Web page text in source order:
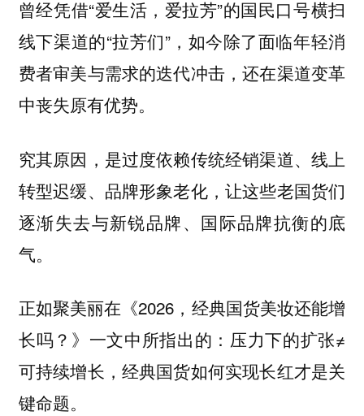
曾经凭借“爱生活，爱拉芳”的国民口号横扫
线下渠道的“拉芳们”，如今除了面临年轻消
费者审美与需求的迭代冲击，还在渠道变革
中丧失原有优势。
究其原因，是过度依赖传统经销渠道、线上
转型迟缓、品牌形象老化，让这些老国货们
逐渐失去与新锐品牌、国际品牌抗衡的底
气。
正如聚美丽在《2026，经典国货美妆还能增
长吗？》一文中所指出的：压力下的扩张≠
可持续增长，经典国货如何实现长红才是关
键命题。